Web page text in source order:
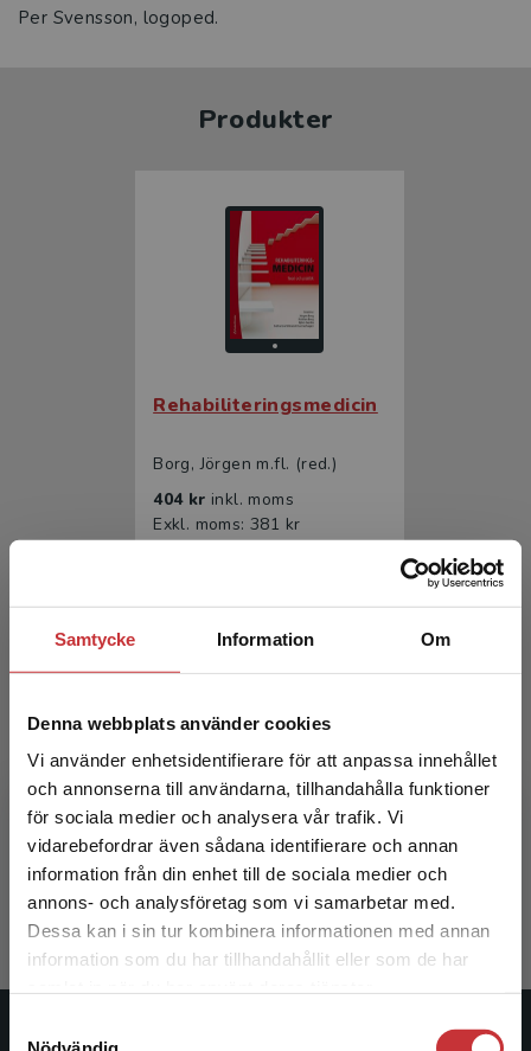
Samtycke Information Om
Denna webbplats använder cookies
Vi använder enhetsidentifierare för att anpassa innehållet
och annonserna till användarna, tillhandahålla funktioner
för sociala medier och analysera vår trafik. Vi
vidarebefordrar även sådana identifierare och annan
information från din enhet till de sociala medier och
annons- och analysföretag som vi samarbetar med.
Dessa kan i sin tur kombinera informationen med annan
information som du har tillhandahållit eller som de har
Begränsad fraktregion
Det verkar som att du besöker
studentlitteratur.se via en enhet utanför Sverige.
Vi erbjuder inte leveranser utanför Sverige. För
Per Svensson, logoped.
Produkter
Rehabiliteringsmedicin
Borg, Jörgen m.fl. (red.)
404 kr inkl. moms
Exkl. moms: 381 kr
Rehabiliteringsmedicin
Borg, Jörgen m.fl. (red.)
633 krinkl. moms
Exkl. moms: 597 kr